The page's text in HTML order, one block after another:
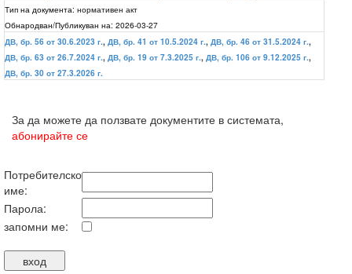
Тип на документа: нормативен акт
Обнародван/Публикуван на: 2026-03-27
ДВ, бр. 56 от 30.6.2023 г., ДВ, бр. 41 от 10.5.2024 г., ДВ, бр. 46 от 31.5.2024 г.,
ДВ, бр. 63 от 26.7.2024 г., ДВ, бр. 19 от 7.3.2025 г., ДВ, бр. 106 от 9.12.2025 г.,
ДВ, бр. 30 от 27.3.2026 г.
За да можете да ползвате документите в системата,
абонирайте се
Потребителско
име:
Парола:
запомни ме: